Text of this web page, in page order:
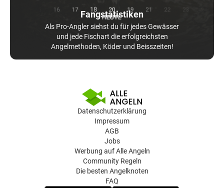
Fangstatistiken
Als Pro-Angler siehst du für jedes Gewässer
und jede Fischart die erfolgreichsten
Angelmethoden, Köder und Beisszeiten!
Datenschutzerklärung
Impressum
AGB
Jobs
Werbung auf Alle Angeln
Community Regeln
Die besten Angelknoten
FAQ